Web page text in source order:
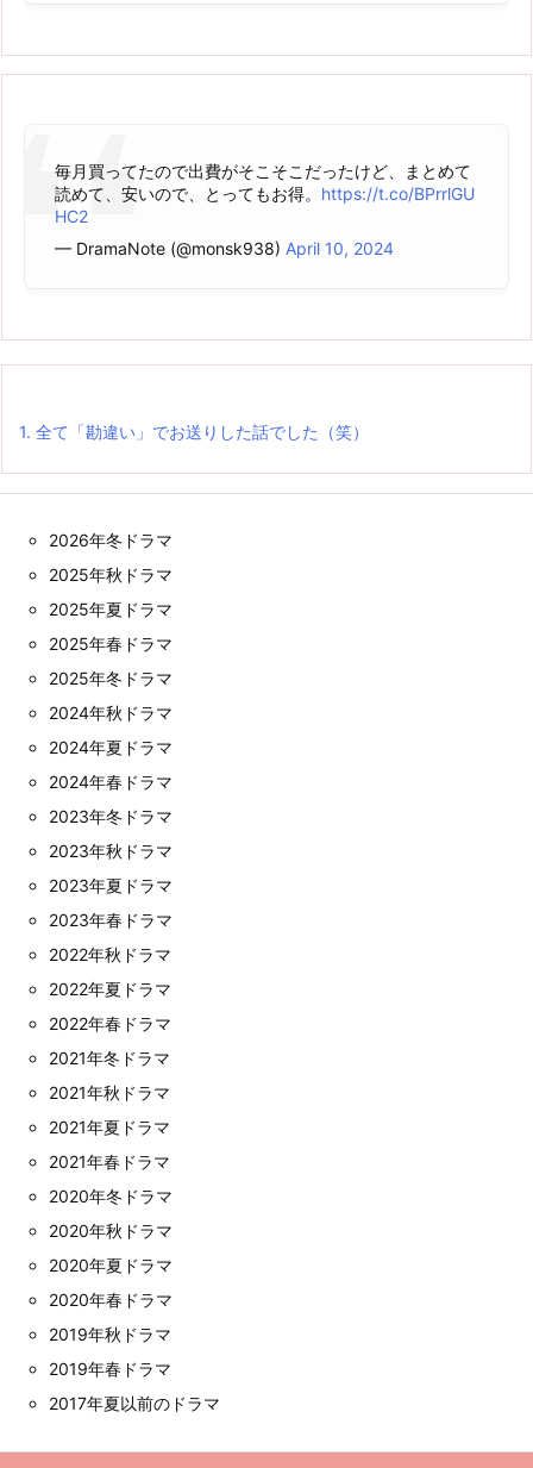
毎月買ってたので出費がそこそこだったけど、まとめて
読めて、安いので、とってもお得。 https://t.co/BPrrlGU
HC2
— DramaNote (@monsk938) April 10, 2024
1. 全て「勘違い」でお送りした話でした（笑）
2026年冬ドラマ
2025年秋ドラマ
2025年夏ドラマ
2025年春ドラマ
2025年冬ドラマ
2024年秋ドラマ
2024年夏ドラマ
2024年春ドラマ
2023年冬ドラマ
2023年秋ドラマ
2023年夏ドラマ
2023年春ドラマ
2022年秋ドラマ
2022年夏ドラマ
2022年春ドラマ
2021年冬ドラマ
2021年秋ドラマ
2021年夏ドラマ
2021年春ドラマ
2020年冬ドラマ
2020年秋ドラマ
2020年夏ドラマ
2020年春ドラマ
2019年秋ドラマ
2019年春ドラマ
2017年夏以前のドラマ